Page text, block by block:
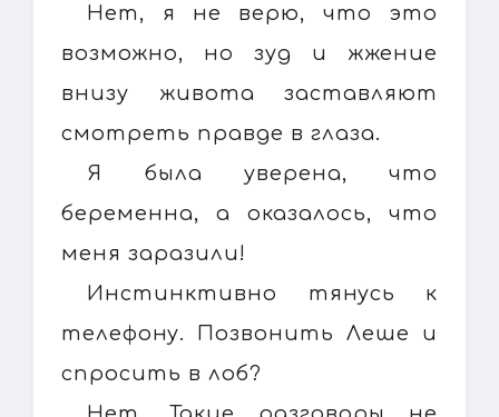
Нет, я не верю, что это
возможно, но зуд и жжение
внизу живота заставляют
смотреть правде в глаза.
Я была уверена, что
беременна, а оказалось, что
меня заразили!
Инстинктивно тянусь к
телефону. Позвонить Леше и
спросить в лоб?